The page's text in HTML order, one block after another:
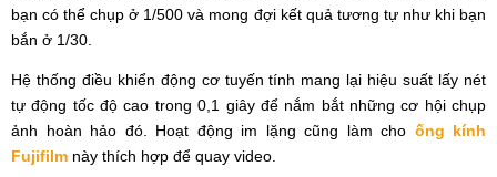
bạn có thể chụp ở 1/500 và mong đợi kết quả tương tự như khi bạn
bắn ở 1/30.
Hệ thống điều khiển động cơ tuyến tính mang lại hiệu suất lấy nét
tự động tốc độ cao trong 0,1 giây để nắm bắt những cơ hội chụp
ảnh hoàn hảo đó. Hoạt động im lặng cũng làm cho ống kính
Fujifilm này thích hợp để quay video.